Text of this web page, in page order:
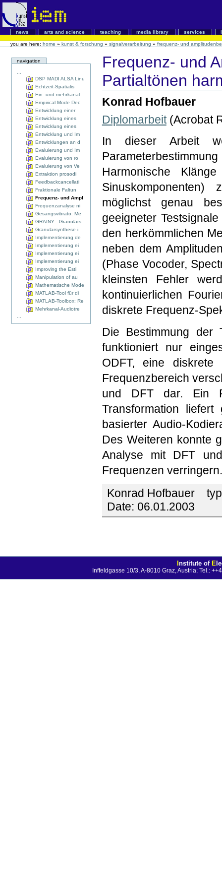
news arts and science teaching media library services
you are here: home » kunst & forschung » signalverarbeitung » frequenz- und
navigation
DSP MADI ALSA Linu
Echtzeit-Spatialis
Ein- und mehrkanal
Empirical Mode Dec
Entwicklung einer
Entwicklung eines
Entwicklung eines
Entwicklung und Im
Entwicklungen an d
Evaluierung und Im
Evaluierung von ro
Evaluierung von Ve
Extraktion prosodi
Feedbackcancellati
Fraktionale Faltun
Frequenz- und Ampl
Frequenzanalyse ni
Gesangsvibrato: Me
GRAINY - Granulars
Granularsynthese i
Implementierung de
Implementierung ei
Implementierung ei
Implementierung ei
Improving the Esti
Manipulation of au
Mathematische Mode
MATLAB-Tool für di
MATLAB-Toolbox: Re
Mehrkanal-Audiotre
Frequenz- und
Partialtönen
Konrad Hofbauer
Diplomarbeit(Acrobat
In dieser Arbeit
Harmonische
möglichst genau
geeigneter
den herkömmlichen
neben dem
(Phase Vocoder,
kleinsten Fehler
kontinuierlichen
diskrete Frequenz-
Die Bestimmung der
funktioniert nur
ODFT, eine diskrete
Frequenzbereich
und DFT dar. Ein
Transformation
basierter Audio-
Des Weiteren konnte
Analyse mit DFT
Frequenzen verringern.
Konrad Hofbauer
Date: 06.01.2003
Institute of E
Inffeldgasse 10/3, A-8010 Graz, Austria; Tel.: